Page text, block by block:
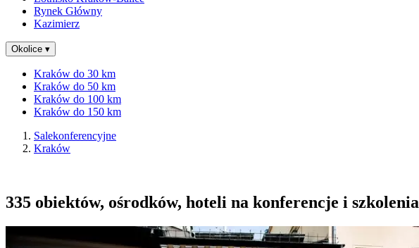
Rynek Główny
Kazimierz
Okolice ▾
Kraków do 30 km
Kraków do 50 km
Kraków do 100 km
Kraków do 150 km
Salekonferencyjne
Kraków
335 obiektów, ośrodków, hoteli na konferencje i szkolenia